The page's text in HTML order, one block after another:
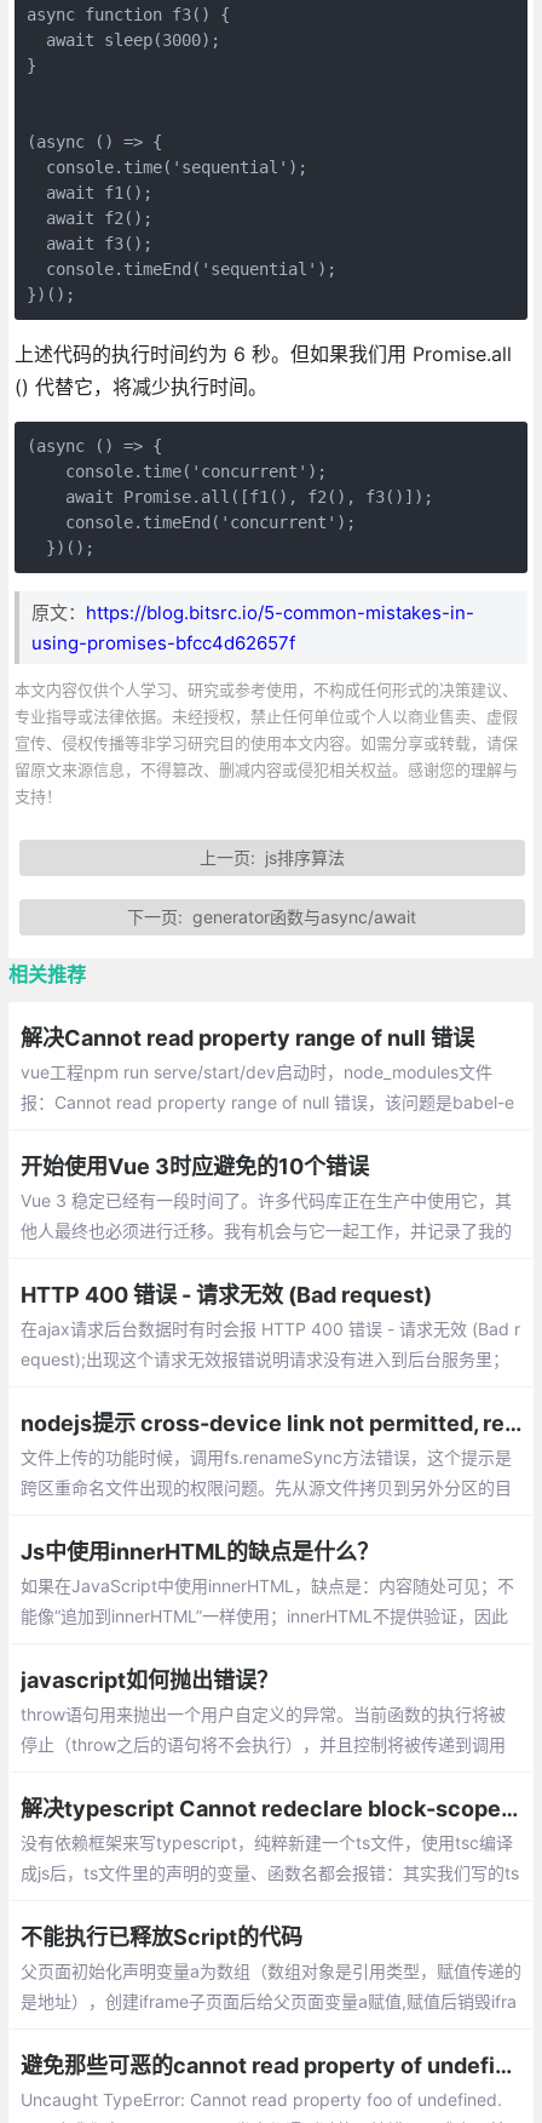
async function f3() {
  await sleep(3000);
}
(async () => {
  console.time('sequential');
  await f1();
  await f2();
  await f3();
  console.timeEnd('sequential');
})();
上述代码的执行时间约为 6 秒。但如果我们用 Promise.all
() 代替它，将减少执行时间。
(async () => {
    console.time('concurrent');
    await Promise.all([f1(), f2(), f3()]);
    console.timeEnd('concurrent');
  })();
原文： https://blog.bitsrc.io/5-common-mistakes-in-
using-promises-bfcc4d62657f
本文内容仅供个人学习、研究或参考使用，不构成任何形式的决策建议、
专业指导或法律依据。未经授权，禁止任何单位或个人以商业售卖、虚假
宣传、侵权传播等非学习研究目的使用本文内容。如需分享或转载，请保
留原文来源信息，不得篡改、删减内容或侵犯相关权益。感谢您的理解与
支持！
上一页: js排序算法
下一页:generator函数与async/await
相关推荐
解决Cannot read property range of null 错误
vue工程npm run serve/start/dev启动时，node_modules文件
报：Cannot read property range of null 错误，该问题是babel-e
开始使用Vue 3时应避免的10个错误
Vue 3 稳定已经有一段时间了。许多代码库正在生产中使用它，其
他人最终也必须进行迁移。我有机会与它一起工作，并记录了我的
HTTP 400 错误 - 请求无效 (Bad request)
在ajax请求后台数据时有时会报 HTTP 400 错误 - 请求无效 (Bad r
equest);出现这个请求无效报错说明请求没有进入到后台服务里；
一致
nodejs提示 cross-device link not permitted, rename 错误解决方法
文件上传的功能时候，调用fs.renameSync方法错误，这个提示是
跨区重命名文件出现的权限问题。先从源文件拷贝到另外分区的目
Js中使用innerHTML的缺点是什么？
如果在JavaScript中使用innerHTML，缺点是：内容随处可见；不
能像“追加到innerHTML”一样使用；innerHTML不提供验证，因此
javascript如何抛出错误？
throw语句用来抛出一个用户自定义的异常。当前函数的执行将被
停止（throw之后的语句将不会执行），并且控制将被传递到调用
会终止。
解决typescript Cannot redeclare block-scoped variable
没有依赖框架来写typescript，纯粹新建一个ts文件，使用tsc编译
成js后，ts文件里的声明的变量、函数名都会报错：其实我们写的ts
都放在了全局作用域
不能执行已释放Script的代码
父页面初始化声明变量a为数组（数组对象是引用类型，赋值传递的
是地址），创建iframe子页面后给父页面变量a赋值,赋值后销毁ifra
执行已释放Script的代码’。
避免那些可恶的cannot read property of undefined 错误
Uncaught TypeError: Cannot read property foo of undefined.